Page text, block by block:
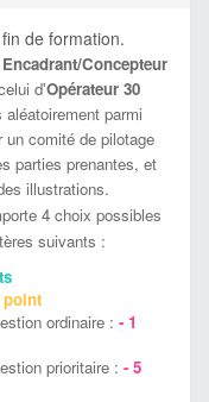
de formation.
Encadrant/Concepteur
d'Opérateur 30
parmi
un comité de pilotage
parties prenantes, et
illustrations.
4 choix possibles
suivants :
point
ordinaire : - 1
prioritaire : - 5